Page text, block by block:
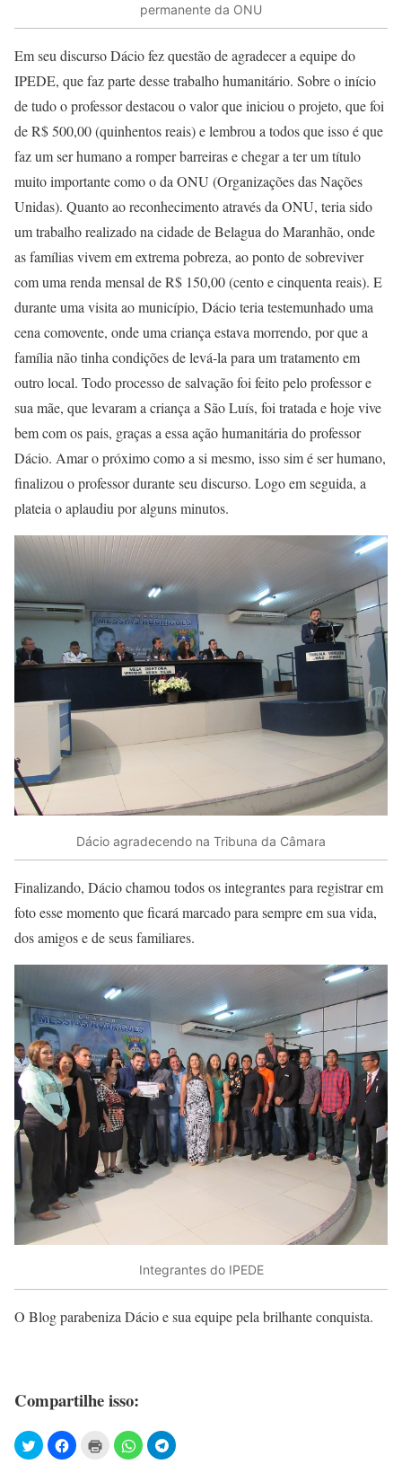
permanente da ONU
Em seu discurso Dácio fez questão de agradecer a equipe do
IPEDE, que faz parte desse trabalho humanitário. Sobre o início
de tudo o professor destacou o valor que iniciou o projeto, que foi
de R$ 500,00 (quinhentos reais) e lembrou a todos que isso é que
faz um ser humano a romper barreiras e chegar a ter um título
muito importante como o da ONU (Organizações das Nações
Unidas). Quanto ao reconhecimento através da ONU, teria sido
um trabalho realizado na cidade de Belagua do Maranhão, onde
as famílias vivem em extrema pobreza, ao ponto de sobreviver
com uma renda mensal de R$ 150,00 (cento e cinquenta reais). E
durante uma visita ao município, Dácio teria testemunhado uma
cena comovente, onde uma criança estava morrendo, por que a
família não tinha condições de levá-la para um tratamento em
outro local. Todo processo de salvação foi feito pelo professor e
sua mãe, que levaram a criança a São Luís, foi tratada e hoje vive
bem com os pais, graças a essa ação humanitária do professor
Dácio. Amar o próximo como a si mesmo, isso sim é ser humano,
finalizou o professor durante seu discurso. Logo em seguida, a
plateia o aplaudiu por alguns minutos.
Dácio agradecendo na Tribuna da Câmara
Finalizando, Dácio chamou todos os integrantes para registrar em
foto esse momento que ficará marcado para sempre em sua vida,
dos amigos e de seus familiares.
Integrantes do IPEDE
O Blog parabeniza Dácio e sua equipe pela brilhante conquista.
Compartilhe isso: